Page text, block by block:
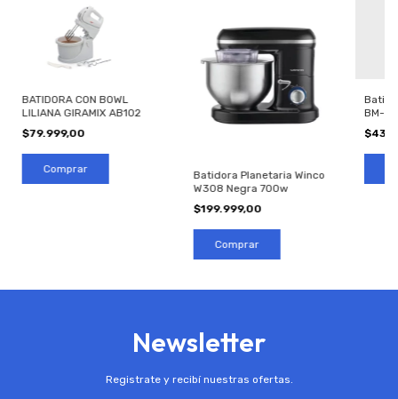
BATIDORA CON BOWL
LILIANA GIRAMIX AB102
$79.999,00
Batidora Planetaria Winco
W308 Negra 700w
$199.999,00
BM-
Newsletter
Registrate y recibí nuestras ofertas.